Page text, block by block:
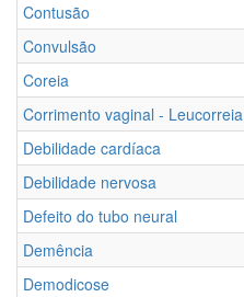
Contusão
Convulsão
Coreia
Corrimento vaginal - Leucorreia
Debilidade cardíaca
Debilidade nervosa
Defeito do tubo neural
Demência
Demodicose